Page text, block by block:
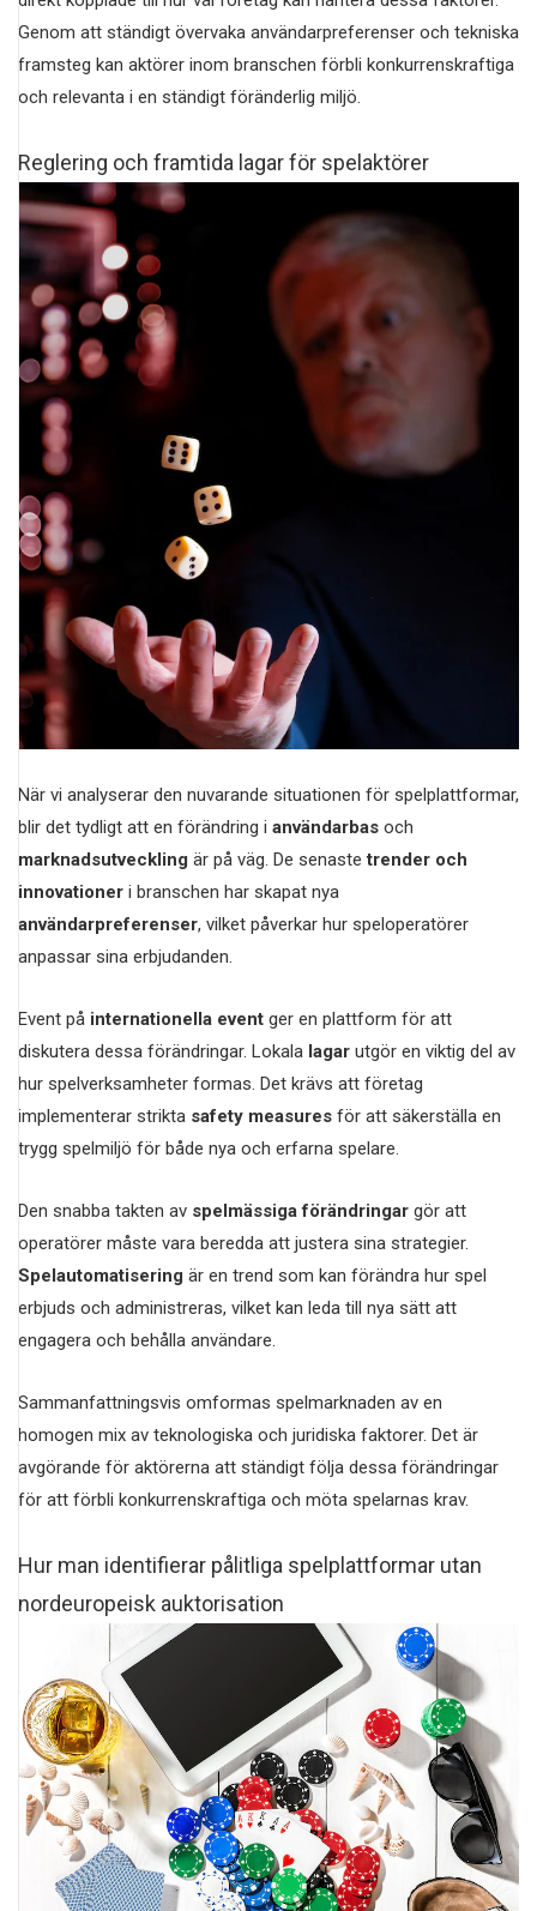
Genom att ständigt övervaka användarpreferenser och tekniska
framsteg kan aktörer inom branschen förbli konkurrenskraftiga
och relevanta i en ständigt föränderlig miljö.
Reglering och framtida lagar för spelaktörer
När vi analyserar den nuvarande situationen för spelplattformar,
blir det tydligt att en förändring i användarbas och
marknadsutveckling är på väg. De senastetrender och
innovationer i branschen har skapat nya
användarpreferenser, vilket påverkar hur speloperatörer
anpassar sina erbjudanden.
Event på internationella event ger en plattform för att
diskutera dessa förändringar. Lokala lagar utgör en viktig del av
hur spelverksamheter formas. Det krävs att företag
implementerar strikta safety measures för att säkerställa en
trygg spelmiljö för både nya och erfarna spelare.
Den snabba takten av spelmässiga förändringar gör att
operatörer måste vara beredda att justera sina strategier.
Spelautomatisering är en trend som kan förändra hur spel
erbjuds och administreras, vilket kan leda till nya sätt att
engagera och behålla användare.
Sammanfattningsvis omformas spelmarknaden av en
homogen mix av teknologiska och juridiska faktorer. Det är
avgörande för aktörerna att ständigt följa dessa förändringar
för att förbli konkurrenskraftiga och möta spelarnas krav.
Hur man identifierar pålitliga spelplattformar utan
nordeuropeisk auktorisation